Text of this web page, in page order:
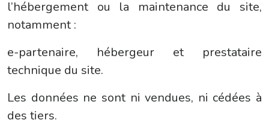
l’hébergement ou la maintenance du site,
notamment :
e-partenaire, hébergeur et prestataire
technique du site.
Les données ne sont ni vendues, ni cédées à
des tiers.